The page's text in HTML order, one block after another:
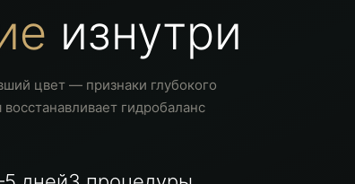
изнутри
цвет — признаки глубокого
гидробаланс